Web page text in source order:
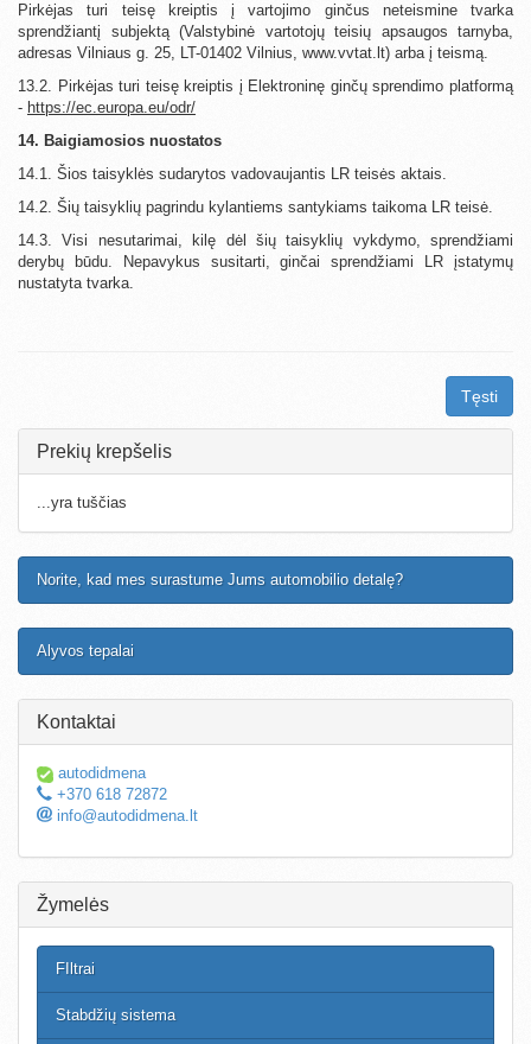
Pirkėjas turi teisę kreiptis į vartojimo ginčus neteismine tvarka
sprendžiantį subjektą (Valstybinė vartotojų teisių apsaugos tarnyba,
adresas Vilniaus g. 25, LT-01402 Vilnius, www.vvtat.lt) arba į teismą.
13.2. Pirkėjas turi teisę kreiptis į Elektroninę ginčų sprendimo platformą
- https://ec.europa.eu/odr/
14. Baigiamosios nuostatos
14.1. Šios taisyklės sudarytos vadovaujantis LR teisės aktais.
14.2. Šių taisyklių pagrindu kylantiems santykiams taikoma LR teisė.
14.3. Visi nesutarimai, kilę dėl šių taisyklių vykdymo, sprendžiami
derybų būdu. Nepavykus susitarti, ginčai sprendžiami LR įstatymų
nustatyta tvarka.
Tęsti
Prekių krepšelis
...yra tuščias
Norite, kad mes surastume Jums automobilio detalę?
Alyvos tepalai
Kontaktai
autodidmena
+370 618 72872
info@autodidmena.lt
Žymelės
FIltrai
Stabdžių sistema